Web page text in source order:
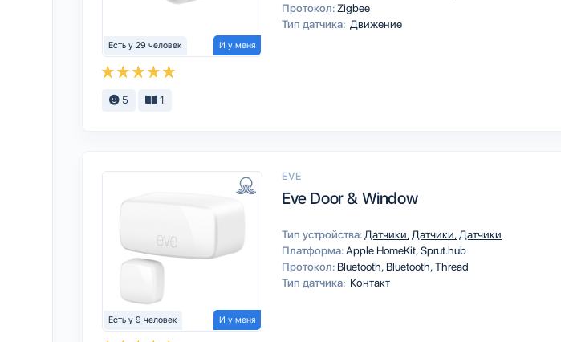
Есть у 29 человек И у меня
Протокол: Zigbee
Тип датчика: Движение
5 1
Есть у 9 человек И у меня
EVE
Eve Door & Window
Тип устройства: Датчики Датчики Датчики
Платформа:Apple HomeKitSprut.hub
Протокол: Bluetooth BluetoothThread
Тип датчика: Контакт